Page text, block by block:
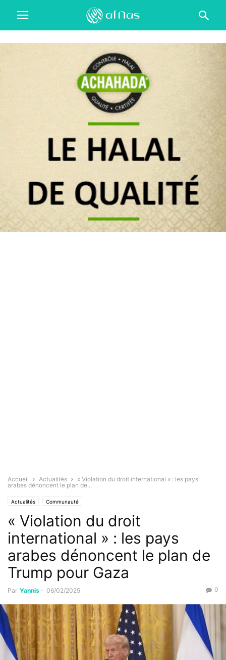
Accueil Actualités
« Violation du droit international » : les pays
arabes dénoncent le plan de...
Actualités Communauté
« Violation du droit
international » : les pays
arabes dénoncent le plan de
Trump pour Gaza
Par Yannis - 06/02/2025 0